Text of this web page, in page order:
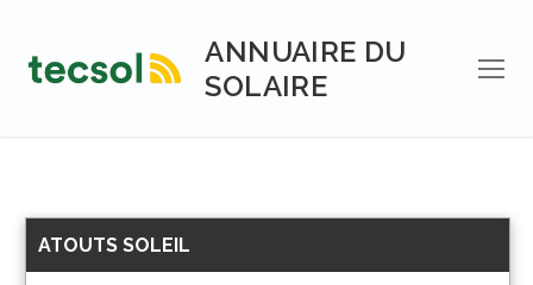
contenu
ANNUAIRE DU
SOLAIRE
ATOUTS SOLEIL